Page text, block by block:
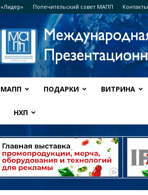
Попечительский совет МАПП Контакты
ПОДАРКИ ВИТРИНА
НХП